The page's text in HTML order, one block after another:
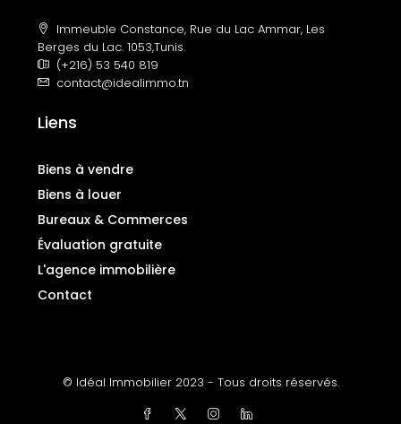
Immeuble Constance, Rue du Lac Ammar, Les
Berges du Lac. 1053,Tunis.
(+216) 53 540 819
contact@idealimmo.tn
Liens
Biens à vendre
Biens à louer
Bureaux & Commerces
Évaluation gratuite
L'agence immobilière
Contact
© Idéal Immobilier 2023 - Tous droits réservés.